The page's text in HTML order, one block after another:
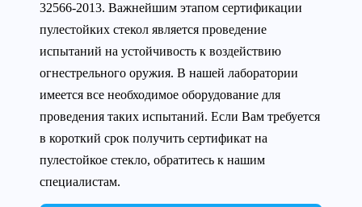
32566-2013. Важнейшим этапом сертификации
пулестойких стекол является проведение
испытаний на устойчивость к воздействию
огнестрельного оружия. В нашей лаборатории
имеется все необходимое оборудование для
проведения таких испытаний. Если Вам требуется
в короткий срок получить сертификат на
пулестойкое стекло, обратитесь к нашим
специалистам.